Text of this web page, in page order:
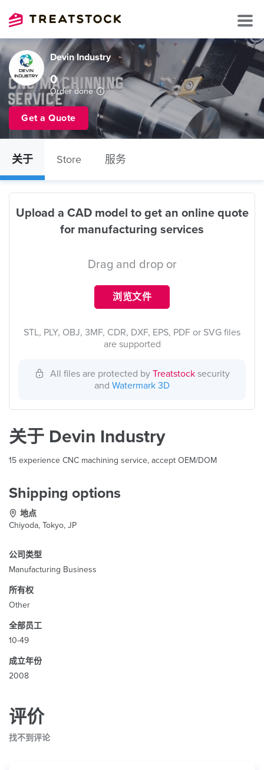
Devin Industry
0
Order done
Get a Quote
关于 Store 服务
Upload a CAD model to get an online quote
for manufacturing services
Drag and drop or
浏览文件
STL, PLY, OBJ, 3MF, CDR, DXF, EPS, PDF or SVG files
are supported
All files are protected by Treatstocksecurity
and Watermark 3D
关于 Devin Industry
15 experience CNC machining service, accept OEM/DOM
Shipping options
地点
Chiyoda, Tokyo, JP
公司类型
Manufacturing Business
所有权
Other
全部员工
10-49
成立年份
2008
评价
找不到评论